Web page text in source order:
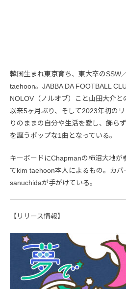
韓国生まれ東京育ち、東大卒のSSW
taehoon。JABBA DA FOOTBALL
NOLOV（ノルオブ）こと山田大介と
以来5ヶ月ぶり、そして2023年初の
りのままの自分や生活を愛し、飾ら
を謳うポップな1曲となっている。
キーボードにChapmanの柿沼大地が
てkim taehoon本人によるもの。カバ
sanuchidaが手がけている。
【リリース情報】